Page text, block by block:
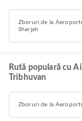
Zboruri de la
Sharjah
Rută populară cu
Tribhuvan
Zboruri de la